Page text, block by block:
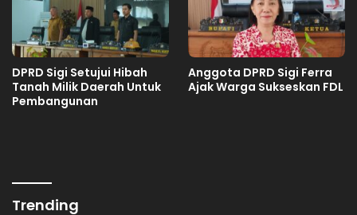
DPRD Sigi Setujui Hibah
Tanah Milik Daerah Untuk
Pembangunan
Anggota DPRD Sigi Ferra
Ajak Warga Sukseskan FDL
Trending